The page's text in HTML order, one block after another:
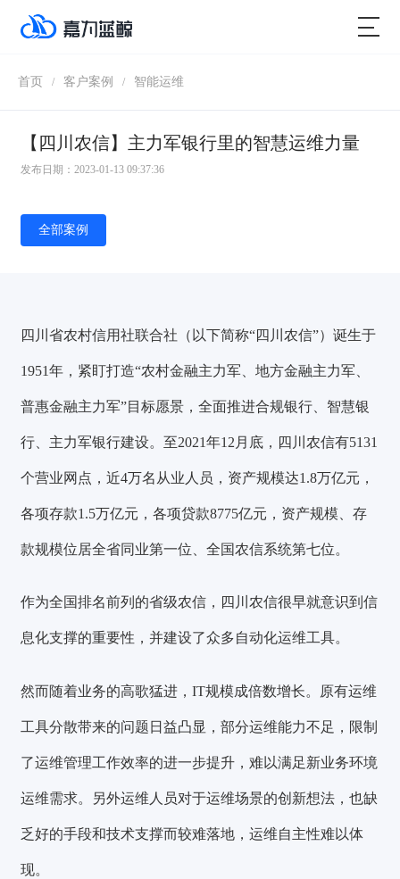
首页 / 客户案例 / 智能运维
【四川农信】主力军银行里的智慧运维力量
发布日期：2023-01-13 09:37:36
全部案例
四川省农村信用社联合社（以下简称“四川农信”）诞生于
1951年，紧盯打造“农村金融主力军、地方金融主力军、
普惠金融主力军”目标愿景，全面推进合规银行、智慧银
行、主力军银行建设。至2021年12月底，四川农信有5131
个营业网点，近4万名从业人员，资产规模达1.8万亿元，
各项存款1.5万亿元，各项贷款8775亿元，资产规模、存
款规模位居全省同业第一位、全国农信系统第七位。
作为全国排名前列的省级农信，四川农信很早就意识到信
息化支撑的重要性，并建设了众多自动化运维工具。
然而随着业务的高歌猛进，IT规模成倍数增长。原有运维
工具分散带来的问题日益凸显，部分运维能力不足，限制
了运维管理工作效率的进一步提升，难以满足新业务环境
运维需求。另外运维人员对于运维场景的创新想法，也缺
乏好的手段和技术支撑而较难落地，运维自主性难以体
现。